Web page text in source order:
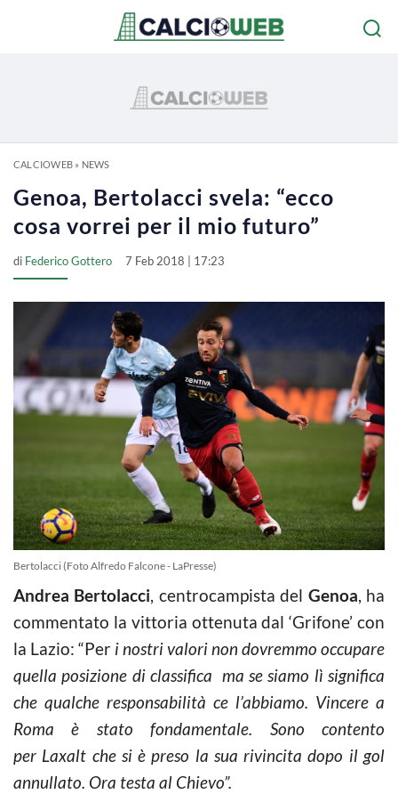
CALCIOWEB» NEWS
Genoa, Bertolacci svela: “ecco
cosa vorrei per il mio futuro”
di Federico Gottero 7 Feb 2018 | 17:23
Bertolacci (Foto Alfredo Falcone - LaPresse)
Andrea Bertolacci, centrocampista del Genoa, ha
commentato la vittoria ottenuta dal ‘Grifone’ con
la Lazio: “Per i nostri valori non dovremmo occupare
quella posizione di classifica ma se siamo lì significa
che qualche responsabilità ce l’abbiamo. Vincere a
Roma è stato fondamentale. Sono contento
per Laxalt che si è preso la sua rivincita dopo il gol
annullato. Ora testa al Chievo”.